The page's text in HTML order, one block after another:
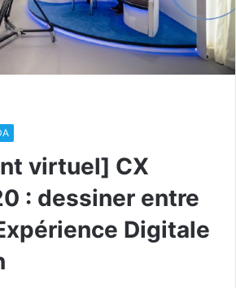
virtuel] CX
: dessiner entre
Digitale